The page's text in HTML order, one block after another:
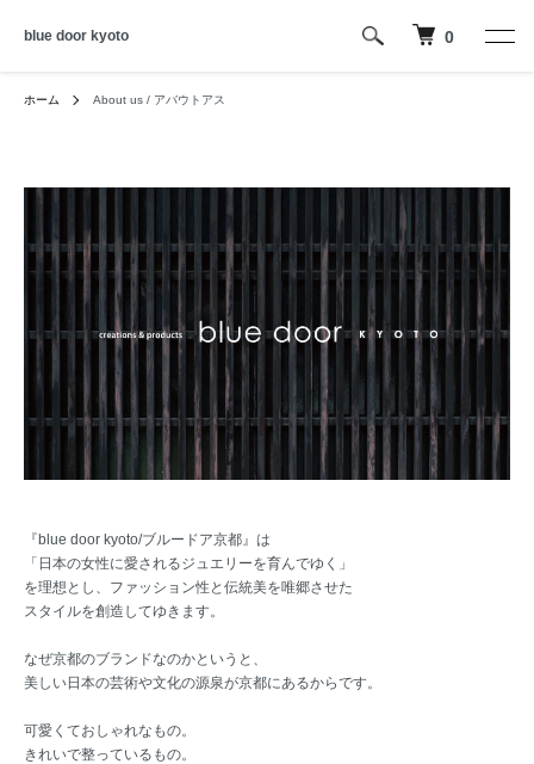
blue door kyoto 0
ホーム About us / アバウトアス
『blue door kyoto/ブルードア京都』は
「日本の女性に愛されるジュエリーを育んでゆく」
を理想とし、ファッション性と伝統美を唯郷させた
スタイルを創造してゆきます。
なぜ京都のブランドなのかというと、
美しい日本の芸術や文化の源泉が京都にあるからです。
可愛くておしゃれなもの。
きれいで整っているもの。